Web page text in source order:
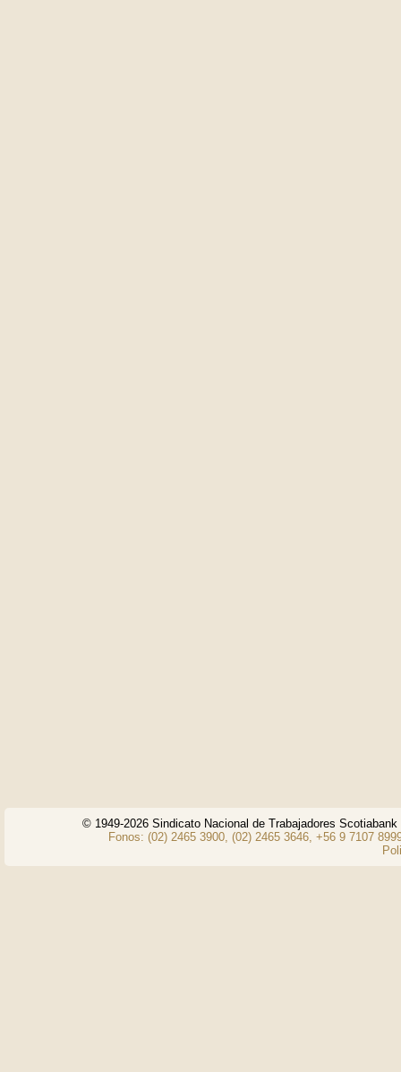
© 1949-2026 Sindicato Nacional de Trabajadores
Fonos: (02) 2465 3900, (02) 2465 3646, +56 9 7107